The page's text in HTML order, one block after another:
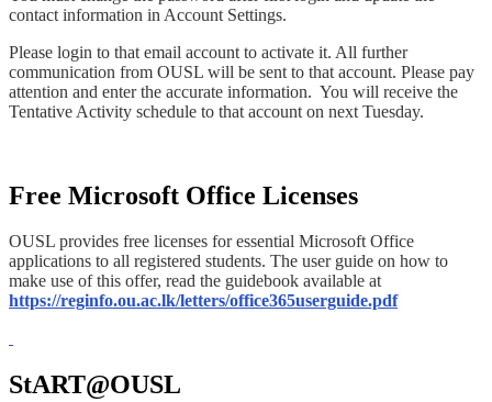
contact information in Account Settings.
Please login to that email account to activate it. All further
communication from OUSL will be sent to that account. Please pay
attention and enter the accurate information. You will receive the
Tentative Activity schedule to that account on next Tuesday.
Free Microsoft Office Licenses
OUSL provides free licenses for essential Microsoft Office
applications to all registered students. The user guide on how to
make use of this offer, read the guidebook available at
https://reginfo.ou.ac.lk/letters/office365userguide.pdf
StART@OUSL